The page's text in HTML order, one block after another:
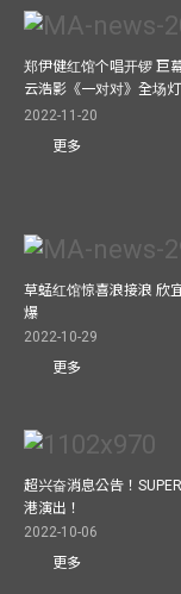
郑伊健红馆个唱开锣 巨
云浩影《一对对》全场
2022-11-20
更多
草蜢红馆惊喜浪接浪 欣
爆
2022-10-29
更多
超兴奋消息公告！
港演出！
2022-10-06
更多